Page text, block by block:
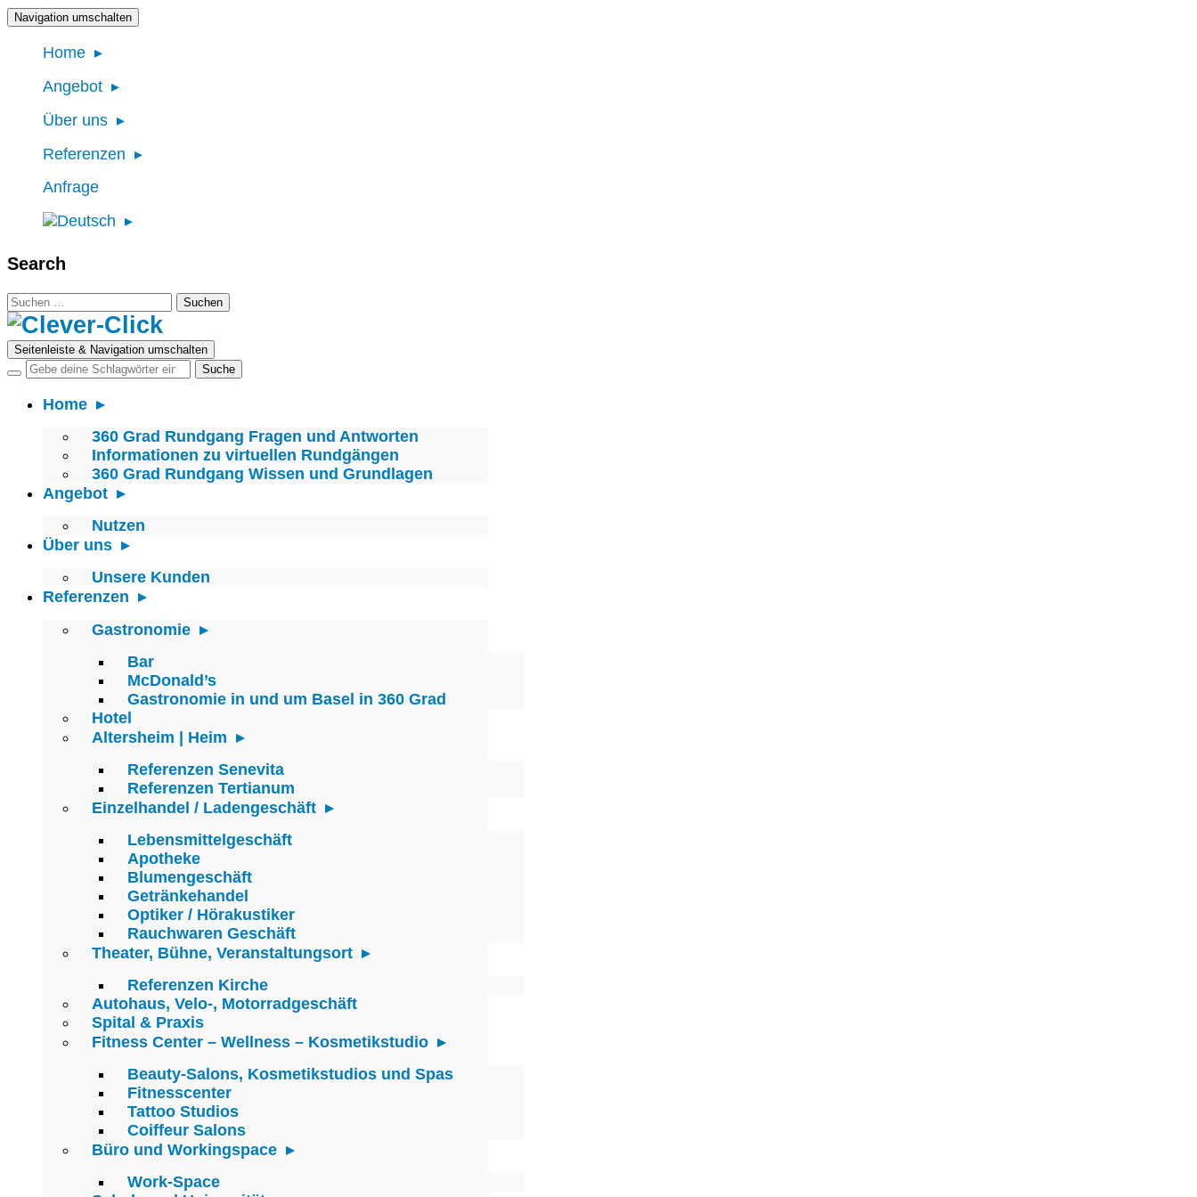
Navigation umschalten
Home
Angebot
Über uns
Referenzen
Anfrage
Search
Suchen
nach:
Seitenleiste & Navigation umschalten
Home
360 Grad Rundgang Fragen und Antworten
Informationen zu virtuellen Rundgängen
360 Grad Rundgang Wissen und Grundlagen
Angebot
Nutzen
Über uns
Unsere Kunden
Referenzen
Gastronomie
Bar
McDonald’s
Gastronomie in und um Basel in 360 Grad
Hotel
Altersheim | Heim
Referenzen Senevita
Referenzen Tertianum
Einzelhandel / Ladengeschäft
Lebensmittelgeschäft
Apotheke
Blumengeschäft
Getränkehandel
Optiker / Hörakustiker
Rauchwaren Geschäft
Theater, Bühne, Veranstaltungsort
Referenzen Kirche
Autohaus, Velo-, Motorradgeschäft
Spital & Praxis
Fitness Center – Wellness – Kosmetikstudio
Beauty-Salons, Kosmetikstudios und Spas
Fitnesscenter
Tattoo Studios
Coiffeur Salons
Büro und Workingspace
Work-Space